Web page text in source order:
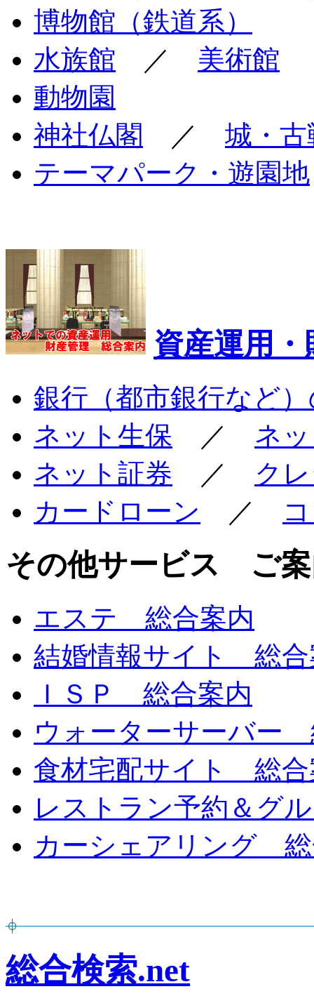
博物館（鉄道系）
水族館 ／ 美術館
動物園
神社仏閣
／ 城・古
テーマパーク・遊園地
資産運用
銀行（都市銀行など
ネット生保 ／ ネ
ネット証券 ／ ク
カードローン ／
その他サービス ご
エステ 総合案内
結婚情報サイト 総合
ＩＳＰ 総合案内
ウォーターサーバー
食材宅配サイト 総合
レストラン予約＆グ
カーシェアリング
総合検索.net